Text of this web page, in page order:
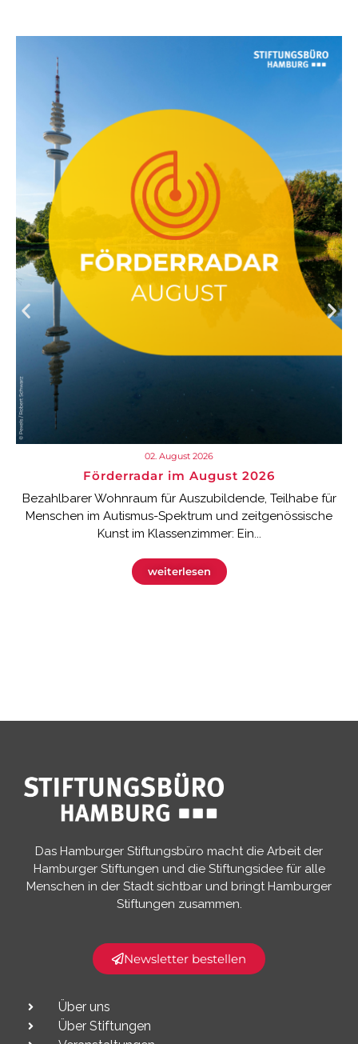
02. August 2026
Förderradar im August 2026
Bezahlbarer Wohnraum für Auszubildende, Teilhabe für
Menschen im Autismus-Spektrum und zeitgenössische
Kunst im Klassenzimmer: Ein...
weiterlesen
Das Hamburger Stiftungsbüro macht die Arbeit der
Hamburger Stiftungen und die Stiftungsidee für alle
Menschen in der Stadt sichtbar und bringt Hamburger
Stiftungen zusammen.​
Newsletter bestellen
Über uns
Über Stiftungen